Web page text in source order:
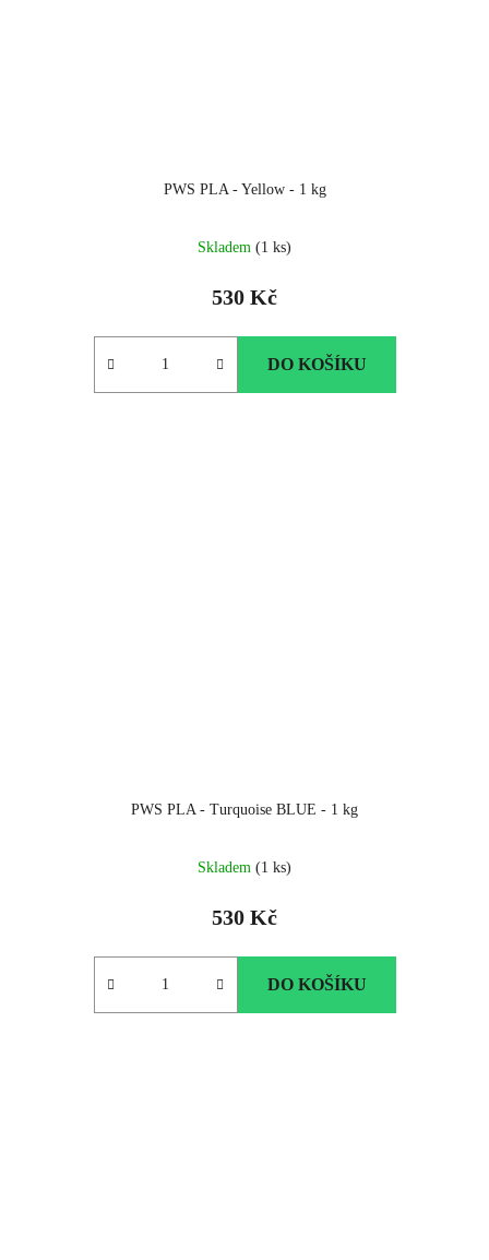
PWS PLA - Yellow - 1 kg
Skladem (1 ks)
530 Kč
DO KOŠÍKU
PWS PLA - Turquoise BLUE - 1 kg
Skladem (1 ks)
530 Kč
DO KOŠÍKU